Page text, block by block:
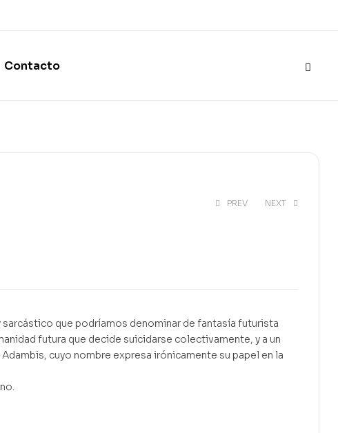
Contacto
PREV NEXT
sarcástico que podríamos denominar de fantasía futurista
futura que decide suicidarse colectivamente, y a un
cuyo nombre expresa irónicamente su papel en la